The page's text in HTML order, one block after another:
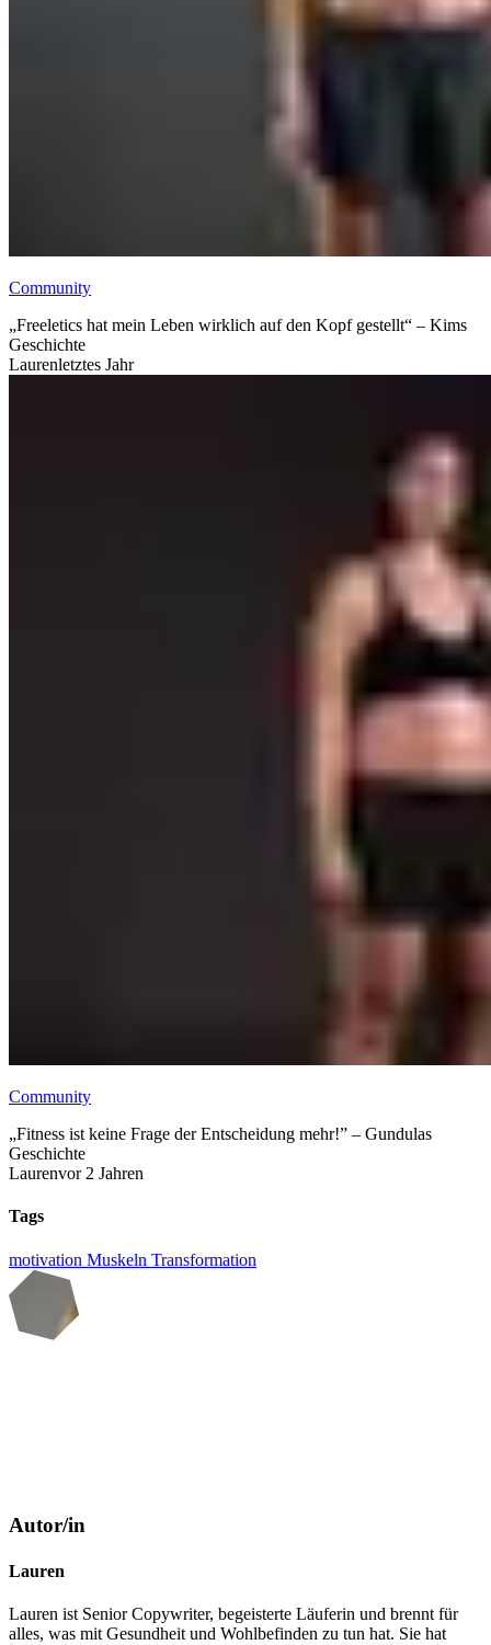
Community
„Freeletics hat mein Leben wirklich auf den Kopf gestellt“ – Kims
Geschichte
Laurenletztes Jahr
Community
„Fitness ist keine Frage der Entscheidung mehr!” – Gundulas
Geschichte
Laurenvor 2 Jahren
Tags
motivation Muskeln Transformation
Autor/in
Lauren
Lauren ist Senior Copywriter, begeisterte Läuferin und brennt für
alles, was mit Gesundheit und Wohlbefinden zu tun hat. Sie hat